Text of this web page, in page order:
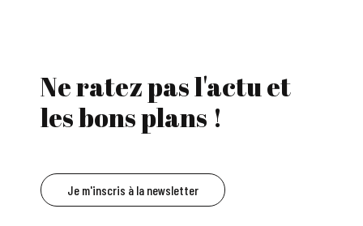
Ne ratez pas l'actu et
les bons plans !
Je m'inscris à la newsletter